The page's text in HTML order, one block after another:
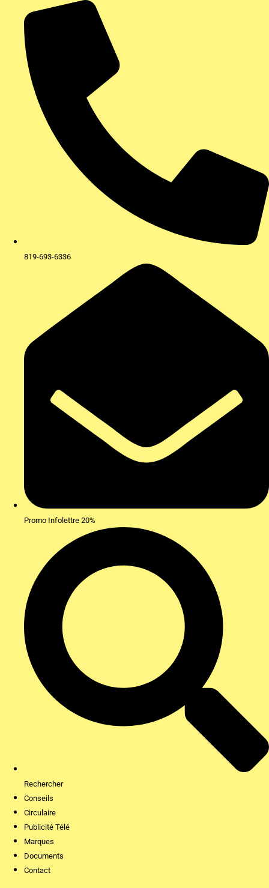
contenu
819-693-6336
Promo Infolettre 20%
Rechercher
Conseils
Circulaire
Publicité Télé
Marques
Documents
Contact